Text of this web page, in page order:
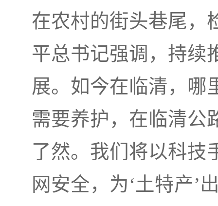
在农村的街头巷尾，
平总书记强调，持续
展。如今在临清，哪
需要养护，在临清公
了然。我们将以科技
网安全，为‘土特产’